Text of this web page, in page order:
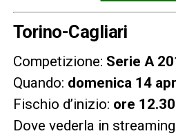
Torino-Cagliari
Competizione: Serie A
Quando: domenica 14
Fischio d’inizio: ore 12.30
Dove vederla in